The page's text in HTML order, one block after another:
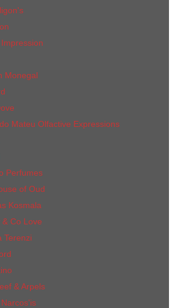
Monegal
Mateu Olfactive Expressions
Perfumes
of Oud
Kosmala
Co Love
& Arpels